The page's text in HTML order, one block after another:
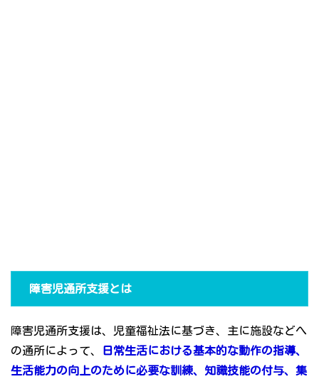
障害児通所支援とは
障害児通所支援は、児童福祉法に基づき、主に施設などへ
の通所によって、
日常生活における基本的な動作の指導、
生活能力の向上のために必要な訓練、知識技能の付与、集